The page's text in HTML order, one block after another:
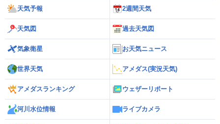
天気予報 2週間天気
天気図 過去天気図
気象衛星 お天気ニュース
世界天気 アメダス(実況天気)
アメダスランキング ウェザーリポート
河川水位情報 ライブカメラ